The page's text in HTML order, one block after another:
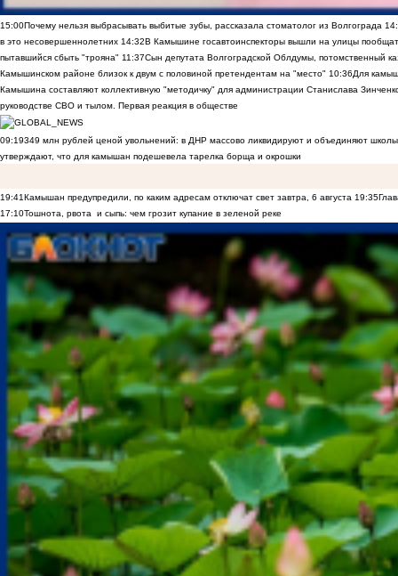
15:00Почему нельзя выбрасывать выбитые зубы, рассказала стоматолог из Волгограда
в это несовершеннолетних 14:32В Камышине госавтоинспекторы вышли на улицы
пытавшийся сбыть "трояна" 11:37Сын депутата Волгоградской Облдумы, потомственный
Камышинском районе близок к двум с половиной претендентам на "место" 10:36Для
Камышина составляют коллективную "методичку" для администрации Станислава
руководстве СВО и тылом. Первая реакция в обществе
09:19349 млн рублей ценой увольнений: в ДНР массово ликвидируют и объединяют
утверждают, что для камышан подешевела тарелка борща и окрошки
19:41Камышан предупредили, по каким адресам отключат свет завтра, 6 августа 19:35
17:10Тошнота, рвота и сыпь: чем грозит купание в зеленой реке